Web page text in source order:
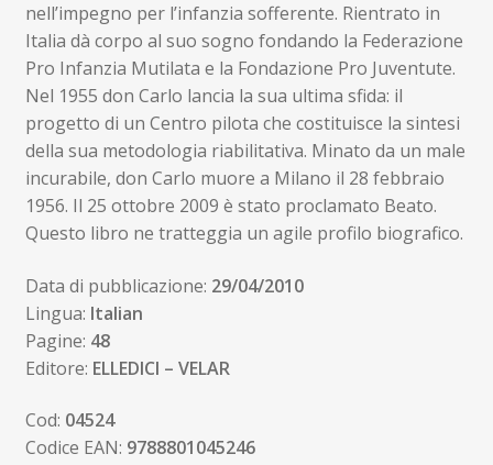
nell’impegno per l’infanzia sofferente. Rientrato in
Italia dà corpo al suo sogno fondando la Federazione
Pro Infanzia Mutilata e la Fondazione Pro Juventute.
Nel 1955 don Carlo lancia la sua ultima sfida: il
progetto di un Centro pilota che costituisce la sintesi
della sua metodologia riabilitativa. Minato da un male
incurabile, don Carlo muore a Milano il 28 febbraio
1956. Il 25 ottobre 2009 è stato proclamato Beato.
Questo libro ne tratteggia un agile profilo biografico.
Data di pubblicazione: 29/04/2010
Lingua: Italian
Pagine: 48
Editore: ELLEDICI – VELAR
Cod: 04524
Codice EAN: 9788801045246